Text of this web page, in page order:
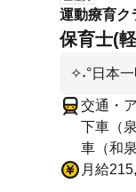
運動療育ク
保育士(
✧˖°日本
交通・
下車（
車（和
月給